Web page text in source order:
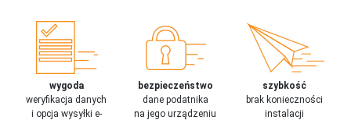
wygoda
weryfikacja danych
i opcja wysyłki e-
bezpieczeństwo
dane podatnika
na jego urządzeniu
szybkość
brak konieczności
instalacji